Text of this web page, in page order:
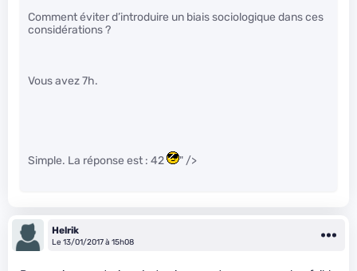
Comment éviter d’introduire un biais sociologique dans ces
considérations ?
Vous avez 7h.
Simple. La réponse est : 42 " />
Helrik
Le 13/01/2017 à 15h08